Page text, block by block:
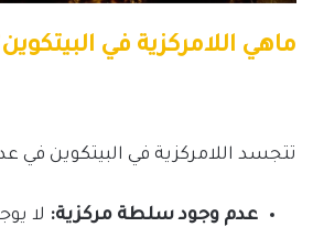
ماهي اللامركزية في
تتجسد اللامركزية في البيتكوين في
عدم وجود سلطة مركزية: لا